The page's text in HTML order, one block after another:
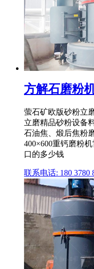
方解石磨粉
萤石矿欧版砂粉立
立磨精品砂粉设备
石油焦、煅后焦粉
400×600重钙磨粉
口的多少钱
联系电话: 180 3780